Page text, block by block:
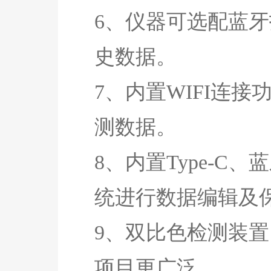
6、仪器可选配蓝
史数据。
7、内置WIFI连接
测数据。
8、内置Type-C、
统进行数据编辑及
9、双比色检测装